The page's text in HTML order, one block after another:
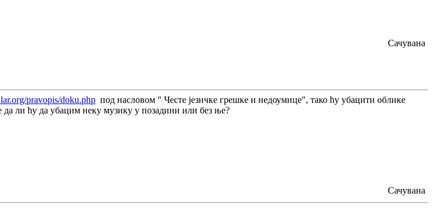
Сачувана
pravopis/doku.php под насловом " Честе језичке грешке и недоумице", тако ћу убацити облике
ли ћу да убацим неку музику у позадини или без ње?
Сачувана